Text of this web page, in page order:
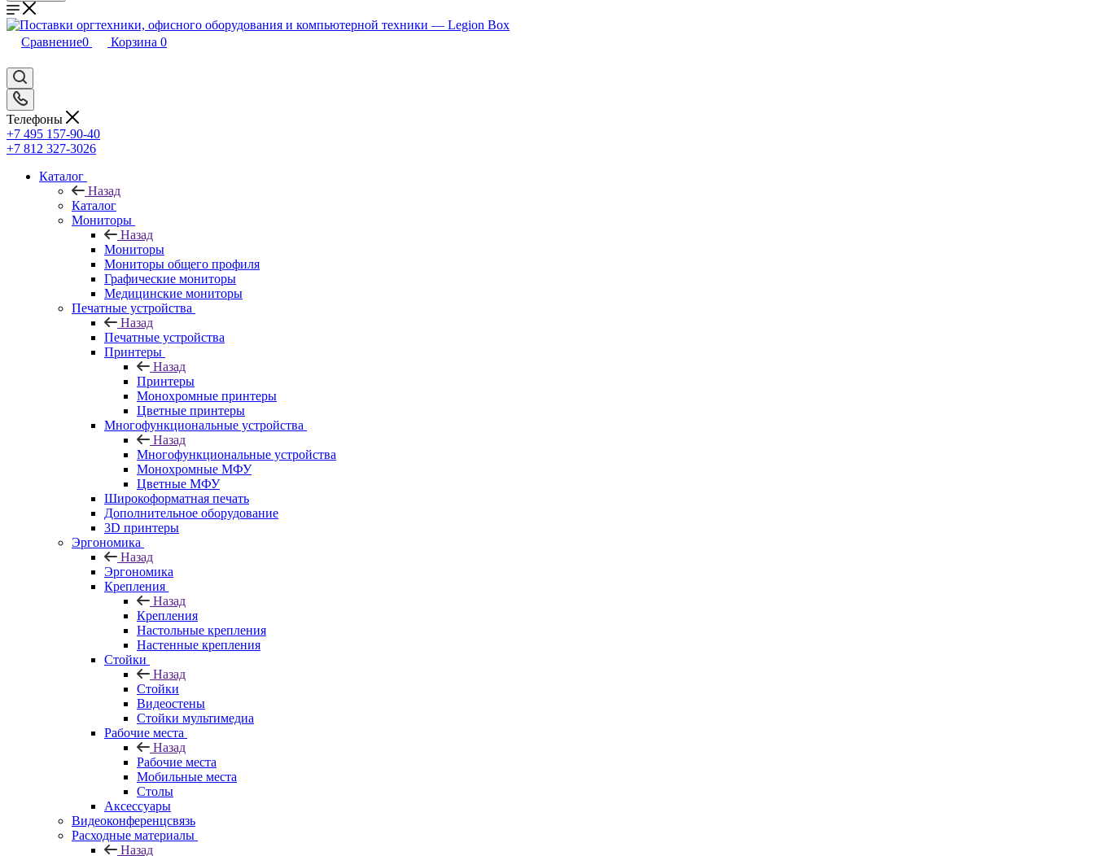
Сравнение0 Корзина 0
Телефоны
+7 495 157-90-40
+7 812 327-3026
Каталог
Назад
Каталог
Мониторы
Назад
Мониторы
Мониторы общего профиля
Графические мониторы
Медицинские мониторы
Печатные устройства
Назад
Печатные устройства
Принтеры
Назад
Принтеры
Моноxромныe принтеры
Цвeтныe принтеры
Многофункциональные устройства
Назад
Многофункциональные устройства
Монохромные МФУ
Цветные МФУ
Широкоформатная печать
Дополнительное оборудование
3D принтеры
Эргономика
Назад
Эргономика
Крепления
Назад
Крепления
Настольные крепления
Настенные крепления
Стойки
Назад
Стойки
Видеостены
Стойки мультимедиа
Рабочие места
Назад
Рабочие места
Мобильные места
Столы
Аксессуары
Видеоконференцсвязь
Расходные материалы
Назад